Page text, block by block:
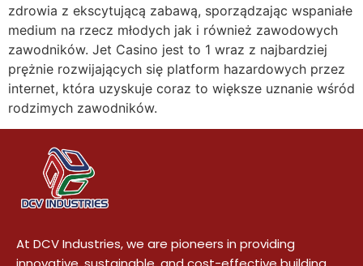
zdrowia z ekscytującą zabawą, sporządzając wspaniałe
medium na rzecz młodych jak i również zawodowych
zawodników. Jet Casino jest to 1 wraz z najbardziej
prężnie rozwijających się platform hazardowych przez
internet, która uzyskuje coraz to większe uznanie wśród
rodzimych zawodników.
At DCV Industries, we are pioneers in providing